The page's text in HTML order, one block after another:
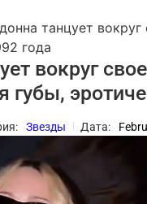
Lida Lee
Певица Alyona
Дворец
Элисон Суини
Умерла актриса
Роли, которые
танцует
года
вокруг
губы,
Звезды Дата: